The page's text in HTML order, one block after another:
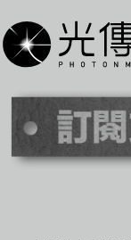
至
主
內